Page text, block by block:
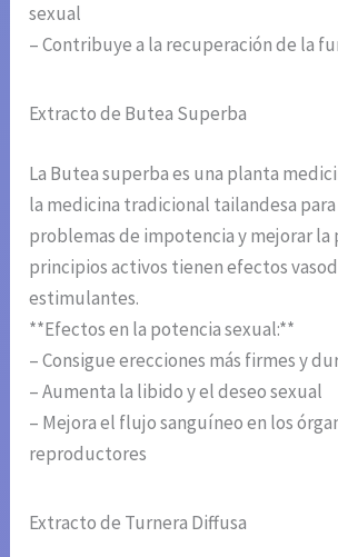
sexual
– Contribuye a la recuperación de la
Extracto de Butea Superba
La Butea superba es una planta
la medicina tradicional tailandesa
problemas de impotencia y mejorar la
principios activos tienen efectos
estimulantes.
**Efectos en la potencia sexual:**
– Consigue erecciones más firmes y
– Aumenta la libido y el deseo sexual
– Mejora el flujo sanguíneo en los
reproductores
Extracto de Turnera Diffusa